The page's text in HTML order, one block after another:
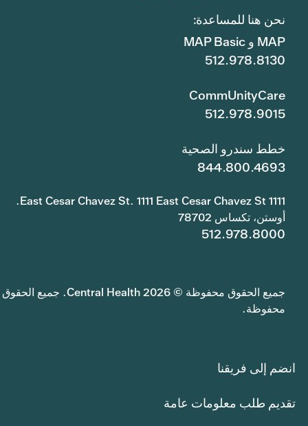
نحن هنا للمساعدة:
MAP و MAP Basic
512.978.8130
CommUnityCare
512.978.9015
خطط سندرو الصحية
844.800.4693
1111 East Cesar Chavez St. 1111 East Cesar Chavez St.
أوستن، تكساس 78702
512.978.8000
جميع الحقوق محفوظة © 2026 Central Health. جميع الحقوق
محفوظة.
انضم إلى فريقنا
تقديم طلب معلومات عامة